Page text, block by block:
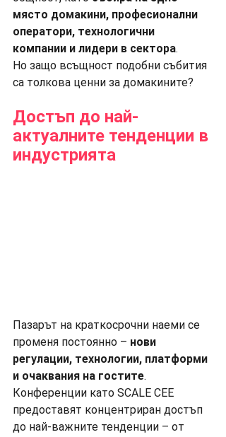
място домакини, професионални
оператори, технологични
компании и лидери в сектора.
Но защо всъщност подобни събития
са толкова ценни за домакините?
Достъп до най-
актуалните тенденции в
индустрията
Пазарът на краткосрочни наеми се
променя постоянно – нови
регулации, технологии, платформи
и очаквания на гостите.
Конференции като SCALE CEE
предоставят концентриран достъп
до най-важните тенденции – от